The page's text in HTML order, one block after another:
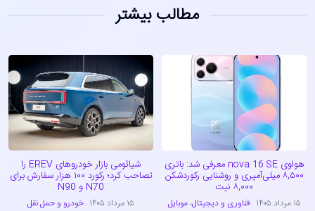
مطالب بیشتر
هواوی nova 16 SE معرفی شد: باتری
۸,۵۰۰ میلی‌آمپری و روشنایی رکوردشکن
۸,۰۰۰ نیت
۱۵ مرداد ۱۴۰۵ فناوری و دیجیتال،موبایل
شیائومی بازار خودروهای EREV را
تصاحب کرد؛ رکورد ۱۰۰ هزار سفارش برای
N70 و N90
۱۵ مرداد ۱۴۰۵ خودرو و حمل نقل